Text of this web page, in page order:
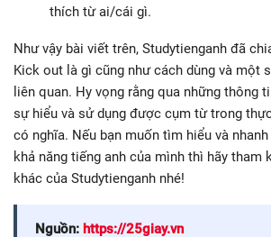
thích từ ai/cái gì.
Như vậy bài viết trên, Studytienganh đã
Kick out là gì cũng như cách dùng và một
liên quan. Hy vọng rằng qua những thông
sự hiểu và sử dụng được cụm từ trong
có nghĩa. Nếu bạn muốn tìm hiểu và
khả năng tiếng anh của mình thì hãy tham
khác của Studytienganh nhé!
Nguồn: https://25giay.vn